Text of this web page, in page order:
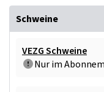
Schweine
VEZG Schweine
Nur im